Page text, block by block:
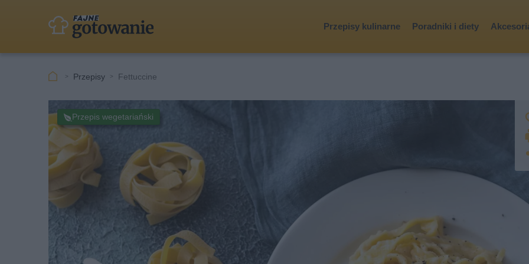
Przepisy kulinarne Poradniki i diety
Przepisy Fettuccine
Przepis wegetariański